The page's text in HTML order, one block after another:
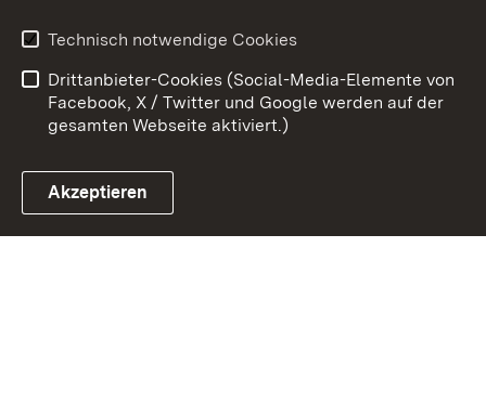
Link zum Landesportal
Barrierefreiheit
Impressum
Cookies
Technisch notwendige Cookies
Drittanbieter-Cookies (Social-Media-Elemente von
Facebook, X / Twitter und Google werden auf der
gesamten Webseite aktiviert.)
Akzeptieren